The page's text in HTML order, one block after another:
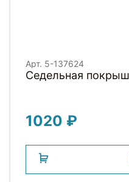
Арт. 5-137624
1020 ₽